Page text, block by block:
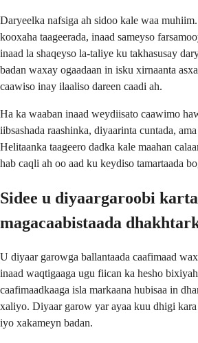
Daryeelka nafsiga ah sidoo kale waa
kooxaha taageerada, inaad sameyso
inaad la shaqeyso la-taliye ku takhasusay
badan waxay ogaadaan in isku xirnaanta
caawiso inay ilaaliso dareen caadi ah.
Ha ka waaban inaad weydiisato caawimo
iibsashada raashinka, diyaarinta cuntada,
Helitaanka taageero dadka kale maahan
hab caqli ah oo aad ku keydiso tamartaada
Sidee u diyaargaroobi
magacaabistaada
U diyaar garowga ballantaada caafimaad
inaad waqtigaaga ugu fiican ka hesho
caafimaadkaaga isla markaana hubisaa in
xaliyo. Diyaar garow yar ayaa kuu dhigi kara
iyo xakameyn badan.